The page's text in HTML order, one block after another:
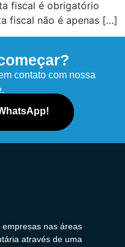
fiscal é obrigatório
fiscal não é apenas […]
contato com nossa
nas áreas
através de uma